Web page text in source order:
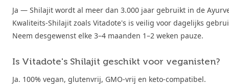
Ja — Shilajit wordt al meer dan 3.000 jaar gebruikt in de
Kwaliteits-Shilajit zoals Vitadote's is veilig voor dagelijks
Neem desgewenst elke 3–4 maanden 1–2 weken pauze.
Is Vitadote's Shilajit geschikt voor veganisten?
Ja. 100% vegan, glutenvrij, GMO-vrij en keto-compatibel.